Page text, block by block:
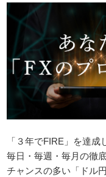
「３年でFIRE」を達成
毎日・毎週・毎月の徹
チャンスの多い「ドル